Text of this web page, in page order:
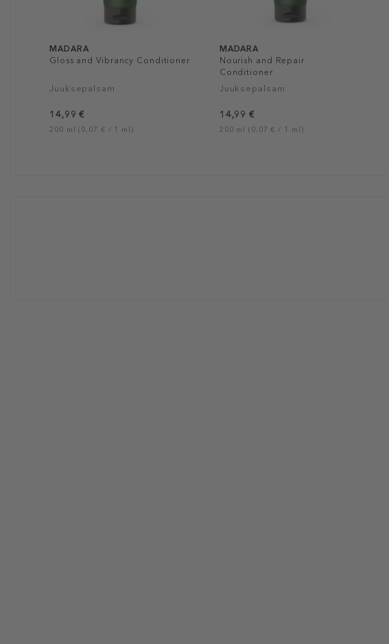
MADARA
Gloss and Vibrancy Conditioner
Juuksepalsam
14,99 €
200 ml (0,07 € / 1 ml)
MADARA
Nourish and Repair
Conditioner
Juuksepalsam
14,99 €
200 ml (0,07 € / 1 ml)